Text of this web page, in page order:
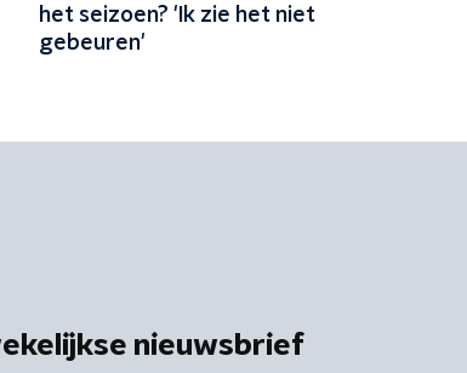
het seizoen? 'Ik zie het niet
gebeuren'
nieuwsbrief